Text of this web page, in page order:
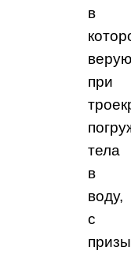
в
при
тела
в
воду,
с